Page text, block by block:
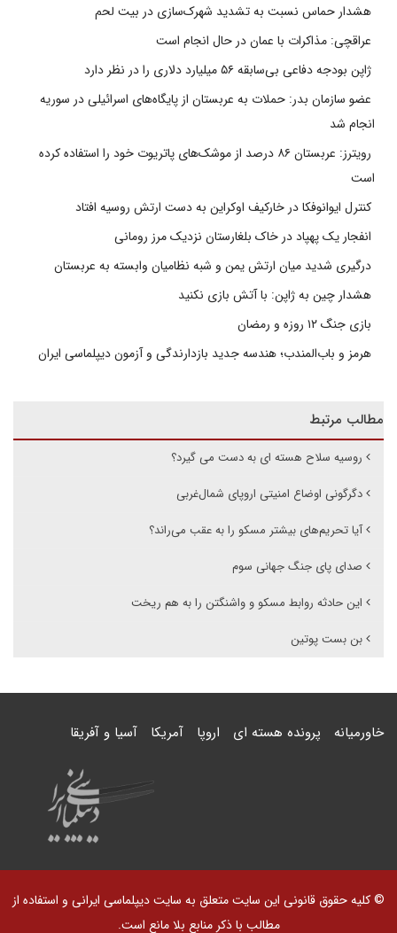
هشدار حماس نسبت به تشدید شهرک‌سازی در بیت‌ لحم
عراقچی: مذاکرات با عمان در حال انجام است
ژاپن بودجه دفاعی بی‌سابقه ۵۶ میلیارد دلاری را در نظر دارد
عضو سازمان بدر: حملات به عربستان از پایگاه‌های اسرائیلی در سوریه
انجام شد
رویترز: عربستان ۸۶ درصد از موشک‌های پاتریوت خود را استفاده کرده
است
کنترل ایوانوفکا در خارکیف اوکراین به دست ارتش روسیه افتاد
انفجار یک پهپاد در خاک بلغارستان نزدیک مرز رومانی
درگیری شدید میان ارتش یمن و شبه نظامیان وابسته به عربستان
هشدار چین به ژاپن: با آتش بازی نکنید
بازی جنگ ۱۲ روزه و رمضان
هرمز و باب‌المندب؛ هندسه جدید بازدارندگی و آزمون دیپلماسی ایران
مطالب مرتبط
روسیه سلاح هسته ای به دست می گیرد؟
دگرگونی اوضاع امنیتی اروپای شمال‌غربی
آیا تحریم‌های بیشتر مسکو را به عقب می‌راند؟
صدای پای جنگ جهانی سوم
این حادثه روابط مسکو و واشنگتن را به هم ریخت
بن بست پوتین
خاورمیانه پرونده هسته ای اروپا آمریکا آسیا و آفریقا
© کلیه حقوق قانونی این سایت متعلق به سایت دیپلماسی ایرانی و استفاده از
مطالب با ذکر منابع بلا مانع است.